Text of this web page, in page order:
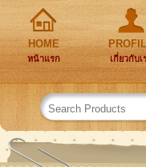
HOME
หน้าแรก เกี่ยวกับเ